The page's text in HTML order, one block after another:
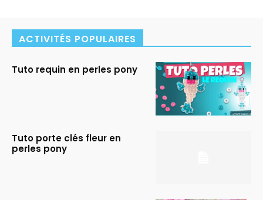
ACTIVITÉS POPULAIRES
Tuto requin en perles pony
Tuto porte clés fleur en
perles pony